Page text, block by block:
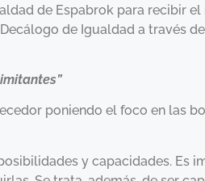
de Espabrok para recibir
de Igualdad a través
poniendo el foco en las
y capacidades. Es